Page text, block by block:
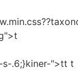
.6;}kiner-">tt t